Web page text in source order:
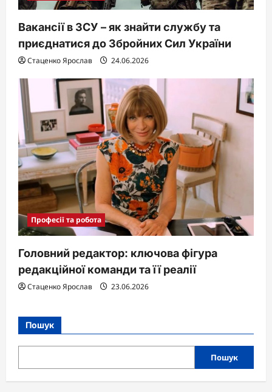
Вакансії в ЗСУ – як знайти службу та
приєднатися до Збройних Сил України
Стаценко Ярослав 24.06.2026
Професії та робота
Головний редактор: ключова фігура
редакційної команди та її реалії
Стаценко Ярослав 23.06.2026
Пошук
Пошук